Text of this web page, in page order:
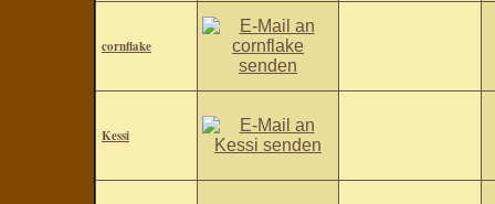
cornflake
Kessi